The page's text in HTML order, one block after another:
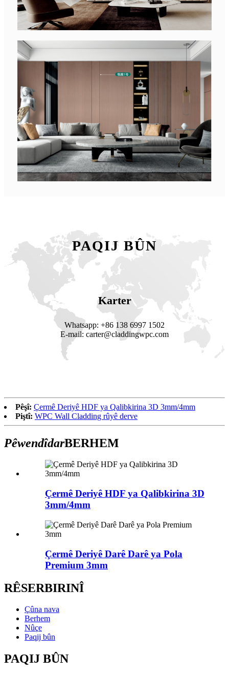
PAQIJ BÛN
Karter
Whatsapp: +86 138 6997 1502
E-mail: carter@claddingwpc.com
Pêşî: Çermê Deriyê HDF ya Qalibkirina 3D 3mm/4mm
Piştî: WPC Wall Cladding rûyê derve
PêwendîdarBERHEM
Çermê Deriyê HDF ya Qalibkirina 3D
3mm/4mm
Çermê Deriyê Darê Darê ya Pola
Premium 3mm
RÊSERBIRINÎ
Çûna nava
Berhem
Nûçe
Paqij bûn
PAQIJ BÛN